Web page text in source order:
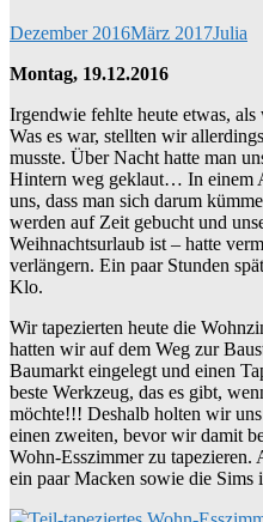
Dezember 2016März 2017Julia
Montag, 19.12.2016
Irgendwie fehlte heute etwas,
Was es war, stellten wir
musste. Über Nacht hatte man
Hintern weg geklaut… In einem
uns, dass man sich darum
werden auf Zeit gebucht und
Weihnachtsurlaub ist – hatte
verlängern. Ein paar Stunden
Klo.
Wir tapezierten heute die
hatten wir auf dem Weg zur
Baumarkt eingelegt und einen
beste Werkzeug, das es gibt,
möchte!!! Deshalb holten wir
einen zweiten, bevor wir damit
Wohn-Esszimmer zu tapezieren.
ein paar Macken sowie die Sims